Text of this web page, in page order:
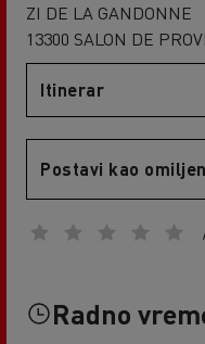
ZI DE LA GANDONNE
13300 SALON DE
Itinerar
Postavi kao
Radno